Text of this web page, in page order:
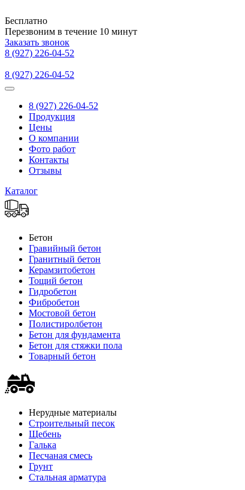
Бесплатно
Перезвоним в течение 10 минут
Заказать звонок
8 (927) 226-04-52
8 (927) 226-04-52
8 (927) 226-04-52
Продукция
Цены
О компании
Фото работ
Контакты
Отзывы
Каталог
Бетон
Гравийный бетон
Гранитный бетон
Керамзитобетон
Тощий бетон
Гидробетон
Фибробетон
Мостовой бетон
Полистиролбетон
Бетон для фундамента
Бетон для стяжки пола
Товарный бетон
Нерудные материалы
Строительный песок
Щебень
Галька
Песчаная смесь
Грунт
Стальная арматура